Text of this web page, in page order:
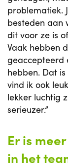
problematiek.
besteden aan
dit voor ze is
Vaak hebben
geaccepteerd
hebben. Dat
vind ik ook
lekker luchtig
serieuzer.”
Er is
in het